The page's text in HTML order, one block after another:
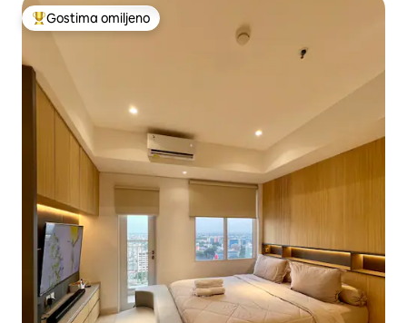
Najuspešniji među gostima omiljenim
Gostima omiljeno